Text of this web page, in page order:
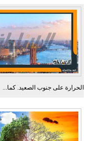
الحرارة على جنوب الصعيد. كما...